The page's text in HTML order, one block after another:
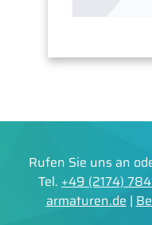
Rufen Sie uns an
Tel. +49 (2174)
armaturen.de |